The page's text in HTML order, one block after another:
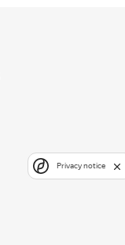
Privacy notice